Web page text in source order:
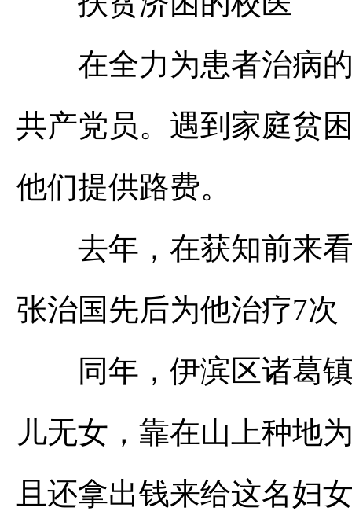
在全力为患者治病的
共产党员。遇到家庭贫
他们提供路费。
去年，在获知前来看
张治国先后为他治疗7次
同年，伊滨区诸葛镇
儿无女，靠在山上种地
且还拿出钱来给这名妇